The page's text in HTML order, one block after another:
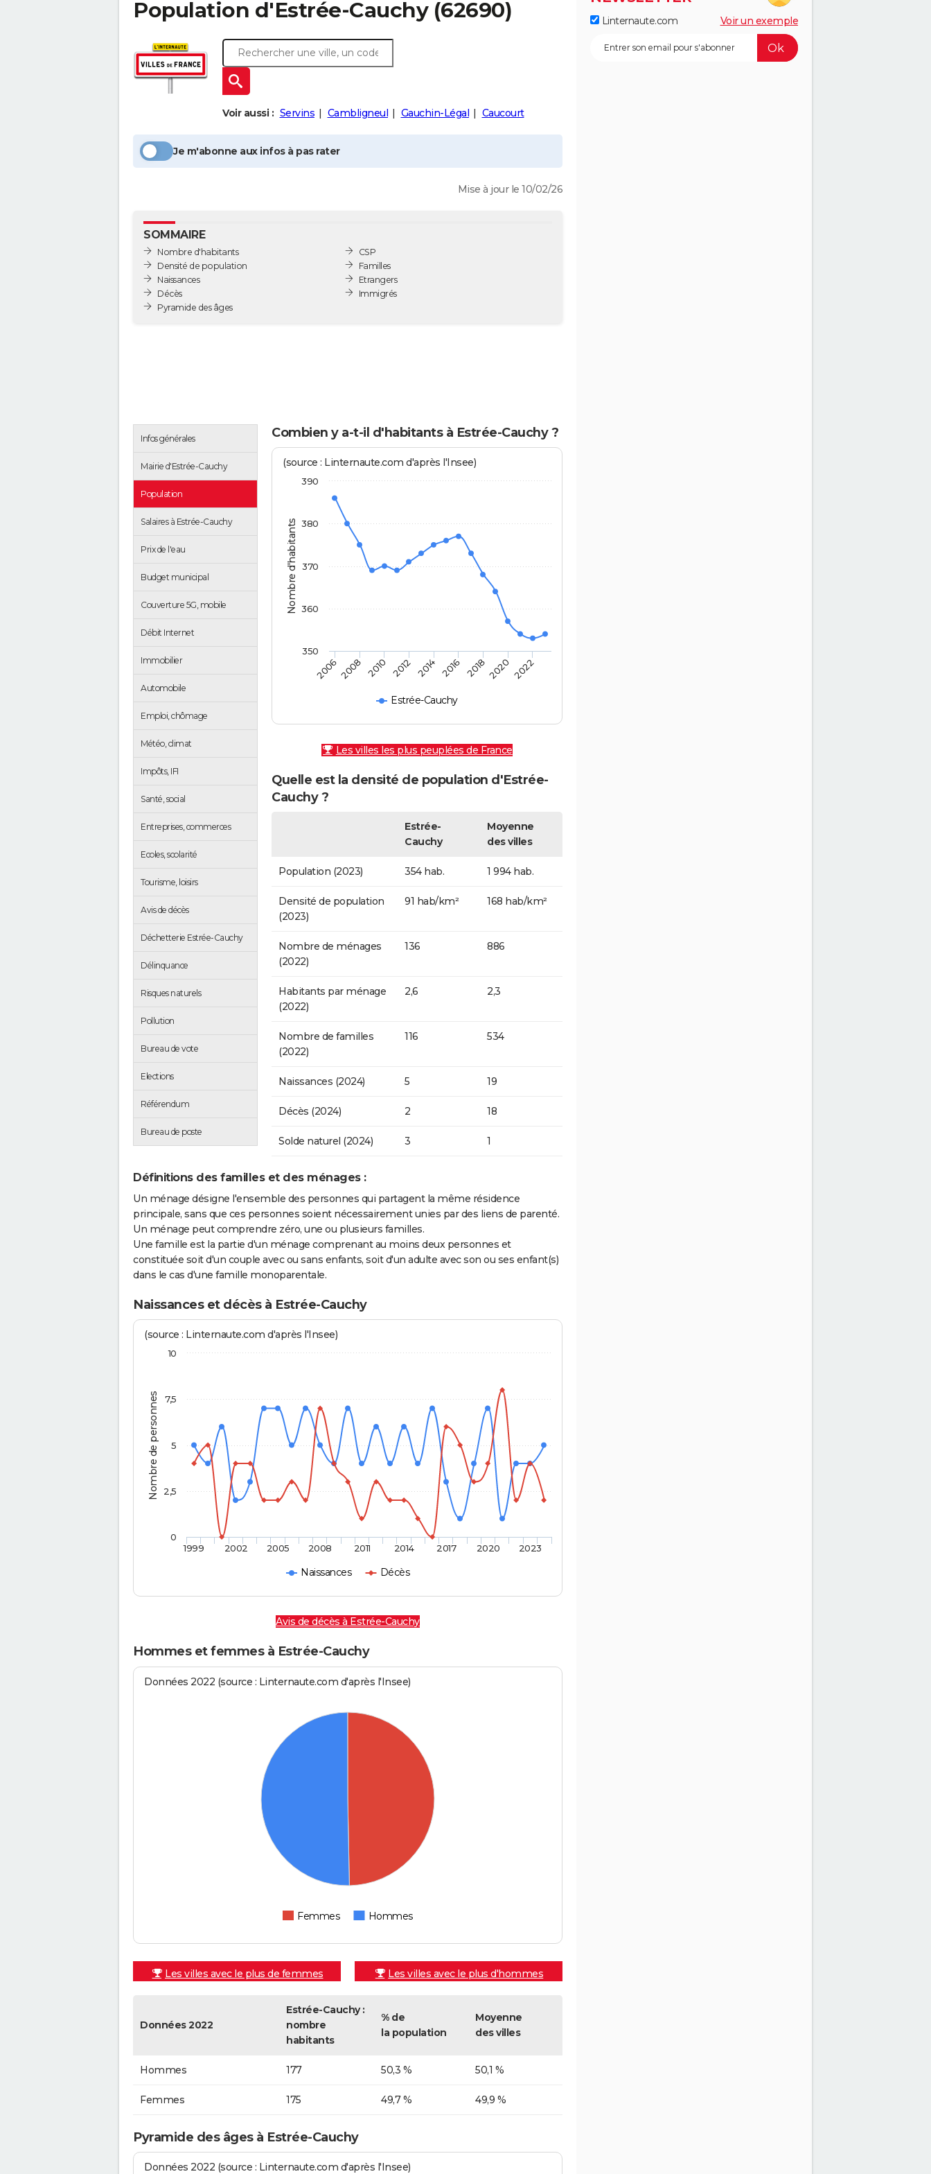
Population d'Estrée-Cauchy(62690)
Voir aussi : Servins Cambligneul Gauchin-Légal Caucourt
Je m'abonne aux infos à pas rater
Mise à jour le 10/02/26
SOMMAIRE
Nombre d'habitants
Densité de population
Naissances
Décès
Pyramide des âges
CSP
Familles
Etrangers
Immigrés
Infos générales
Mairie d'Estrée-Cauchy
Population
Salaires à Estrée-Cauchy
Prix de l'eau
Budget municipal
Couverture 5G, mobile
Débit Internet
Immobilier
Automobile
Emploi, chômage
Météo, climat
Impôts, IFI
Santé, social
Entreprises, commerces
Ecoles, scolarité
Tourisme, loisirs
Avis de décès
Déchetterie Estrée-Cauchy
Délinquance
Risques naturels
Pollution
Bureau de vote
Elections
Référendum
Bureau de poste
Combien y a-t-il d'habitants à Estrée-Cauchy ?
Nombre d'habitants
(source : Linternaute.com d'après l'Insee)
Estrée-Cauchy
20062008 2010 2012 2014 2016 20182020 2022
350
360
370
380
390
Les villes les plus peuplées de France
Quelle est la densité de population d'Estrée-
Cauchy ?
Estrée-
Cauchy
Moyenne
des villes
Population (2023) 354 hab. 1 994 hab.
Densité de population
(2023)
91 hab/km² 168 hab/km²
Nombre de ménages
(2022)
136 886
Habitants par ménage
(2022)
2,6 2,3
Nombre de familles
(2022)
116 534
Naissances (2024) 5 19
Décès (2024) 2 18
Solde naturel (2024) 3 1
Définitions des familles et des ménages :
Un ménage désigne l'ensemble des personnes qui partagent la même résidence
principale, sans que ces personnes soient nécessairement unies par des liens de parenté.
Un ménage peut comprendre zéro, une ou plusieurs familles.
Une famille est la partie d'un ménage comprenant au moins deux personnes et
constituée soit d'un couple avec ou sans enfants, soit d'un adulte avec son ou ses enfant(s)
dans le cas d'une famille monoparentale.
Naissances et décès à Estrée-Cauchy
Nombre de personnes
(source : Linternaute.com d'après l'Insee)
Naissances Décès
1999 2002 2005 2008 2011 2014 2017 2020 2023
0
2,5
5
7,5
10
Avis de décès à Estrée-Cauchy
Hommes et femmes à Estrée-Cauchy
Données 2022 (source : Linternaute.com d'après l'Insee)
Femmes Hommes
Les villes avec le plus de femmes Les villes avec le plus d'hommes
Données 2022
Estrée-Cauchy :
nombre
habitants
% de
la population
Moyenne
des villes
Hommes 177 50,3 % 50,1 %
Femmes 175 49,7 % 49,9 %
Pyramide des âges à Estrée-Cauchy
Données 2022 (source : Linternaute.com d'après l'Insee)
Linternaute.com Voir un exemple